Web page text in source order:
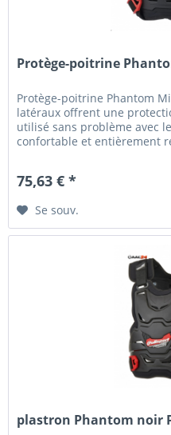
Protège-poitrine
Protège-poitrine Phantom
latéraux offrent une
utilisé sans problème avec
confortable et entièrement
75,63 € *
Se souv.
plastron Phantom noir